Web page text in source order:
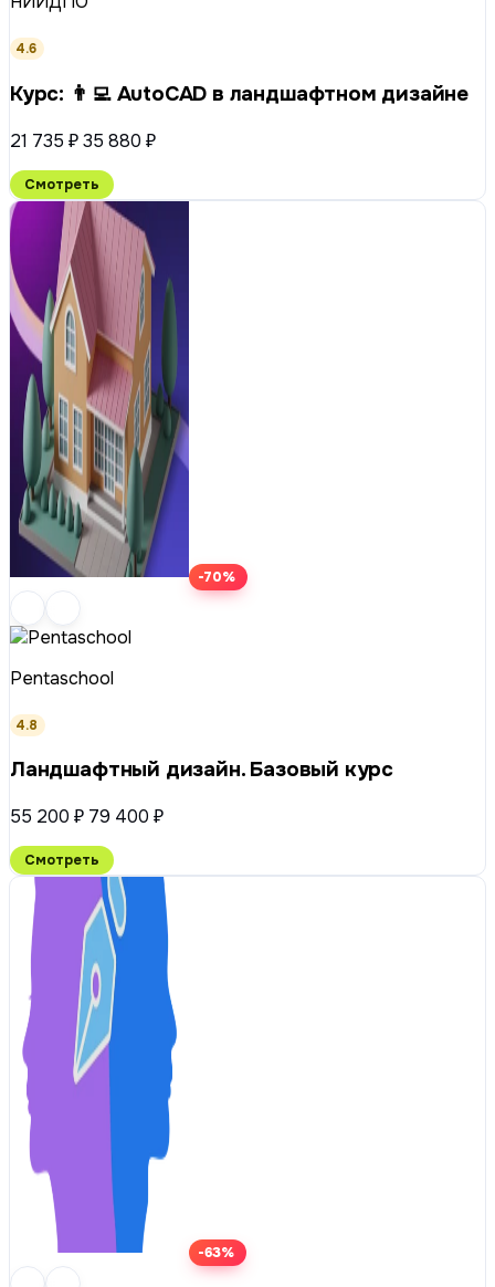
4.6
Курс: 👨‍💻 AutoCAD в ландшафтном дизайне
21 735 ₽35 880 ₽
Смотреть
-70%
Pentaschool
4.8
Ландшафтный дизайн. Базовый курс
55 200 ₽ 79 400 ₽
Смотреть
-63%